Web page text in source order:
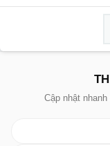
Cập nhật